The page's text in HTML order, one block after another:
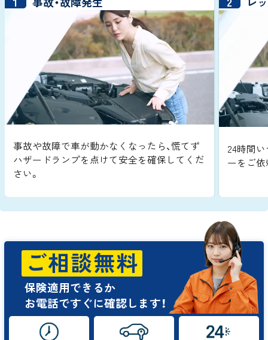
事故や故障で車が動かなくなったら、慌てず
ハザードランプを点けて安全を確保してくだ
さい。
24時間い
ーをご依
ご相談無料
保険適用できるか
お電話ですぐに確認します！